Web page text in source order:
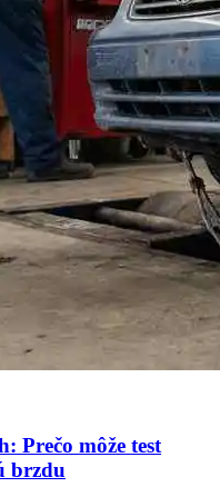
Prečo môže test
brzdu